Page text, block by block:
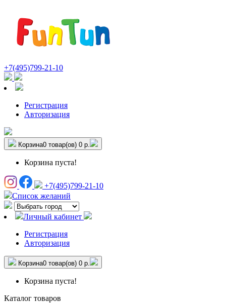
+7(495)799-21-10
Регистрация
Авторизация
Корзина0 товар(ов) 0 р.
Корзина пуста!
+7(495)799-21-10
Список желаний
Личный кабинет
Регистрация
Авторизация
Корзина0 товар(ов) 0 р.
Корзина пуста!
Каталог товаров